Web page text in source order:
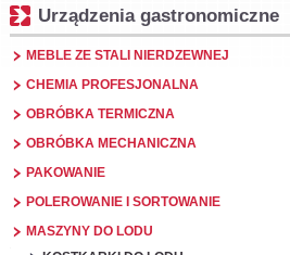
Urządzenia gastronomiczne
MEBLE ZE STALI NIERDZEWNEJ
CHEMIA PROFESJONALNA
OBRÓBKA TERMICZNA
OBRÓBKA MECHANICZNA
PAKOWANIE
POLEROWANIE I SORTOWANIE
MASZYNY DO LODU